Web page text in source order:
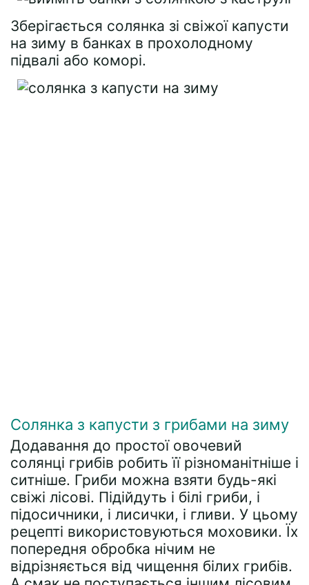
Зберігається солянка зі свіжої капусти
на зиму в банках в прохолодному
підвалі або коморі.
Солянка з капусти з грибами на зиму
Додавання до простої овочевий
солянці грибів робить її різноманітніше і
ситніше. Гриби можна взяти будь-які
свіжі лісові. Підійдуть і білі гриби, і
підосичники, і лисички, і гливи. У цьому
рецепті використовуються моховики. Їх
попередня обробка нічим не
відрізняється від чищення білих грибів.